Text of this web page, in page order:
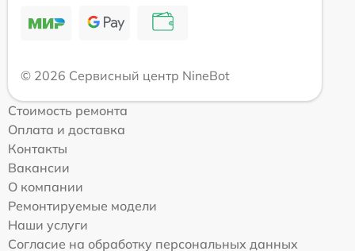
© 2026 Сервисный центр NineBot
Стоимость ремонта
Оплата и доставка
Контакты
Вакансии
О компании
Ремонтируемые модели
Наши услуги
Согласие на обработку персональных данных